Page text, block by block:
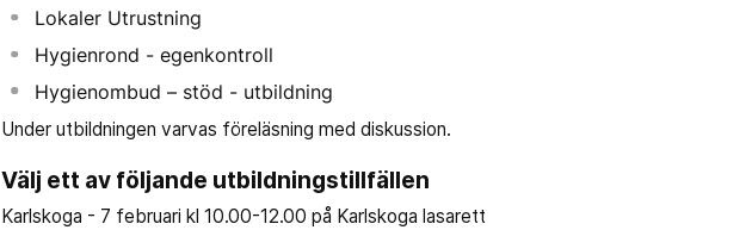
Lokaler Utrustning
Hygienrond - egenkontroll
Hygienombud – stöd - utbildning
Under utbildningen varvas föreläsning med diskussion.
Välj ett av följande utbildningstillfällen
Karlskoga - 7 februari kl 10.00-12.00 på Karlskoga lasarett